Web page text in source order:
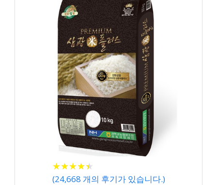
★★★★★
★★★★★
(24,668 개의 후기가 있습니다.)